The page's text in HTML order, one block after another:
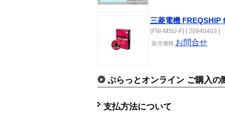
三菱電機
(FW-MSU-F) [ 20940403 ]
販売価格 お問合せ
ぷらっとオンライン ご購入の
支払方法について